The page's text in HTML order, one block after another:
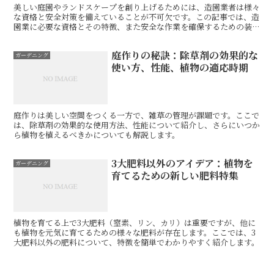
美しい庭園やランドスケープを創り上げるためには、造園業者は様々
な資格と安全対策を備えていることが不可欠です。この記事では、造
園業に必要な資格とその特徴、また安全な作業を確保するための装備
ガーデニング
庭作りの秘訣：除草剤の効果的な
使い方、性能、植物の適応時期
庭作りは美しい空間をつくる一方で、雑草の管理が課題です。ここで
は、除草剤の効果的な使用方法、性能について紹介し、さらにいつか
ら植物を植えるべきかについても解説します。
ガーデニング
3大肥料以外のアイデア：植物を
育てるための新しい肥料特集
植物を育てる上で3大肥料（窒素、リン、カリ）は重要ですが、他に
も植物を元気に育てるための様々な肥料が存在します。ここでは、3
大肥料以外の肥料について、特徴を簡単でわかりやすく紹介します。